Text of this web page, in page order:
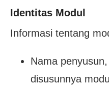
Identitas Modul
Informasi tentang
Nama
disusunnya